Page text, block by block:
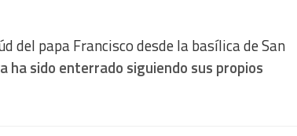
del papa Francisco desde la basílica de San
ha sido enterrado siguiendo sus propios